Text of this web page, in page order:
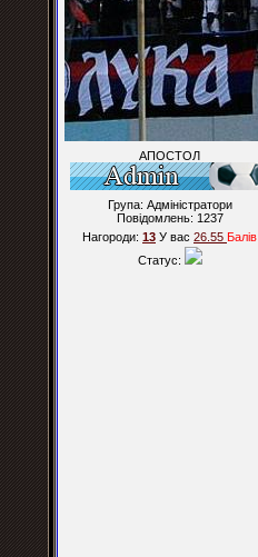
АПОСТОЛ
Група: Адміністратори
Повідомлень: 1237
Нагороди: 13 У вас 26.55 Балiв
Статус: